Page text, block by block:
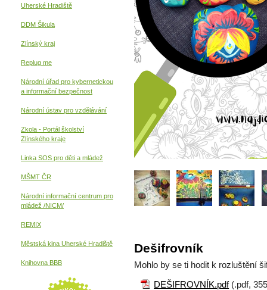
Uherské Hradiště
DDM Šikula
Zlínský kraj
Replug me
Národní úřad pro kybernetickou
a informační bezpečnost
Národní ústav pro vzdělávání
Zkola - Portál školství
Zlínského kraje
Linka SOS pro děti a mládež
MŠMT ČR
Národní informační centrum pro
mládež /NICM/
REMIX
Městská kina Uherské Hradiště
Knihovna BBB
Dešifrovník
Mohlo by se ti hodit k rozluštění
DEŠIFROVNÍK.pdf(.pdf,